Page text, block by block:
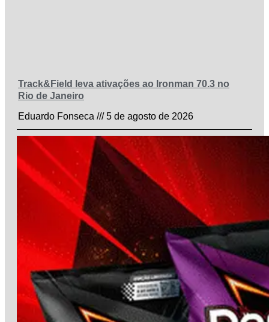
Track&Field leva ativações ao Ironman 70.3 no
Rio de Janeiro
Eduardo Fonseca
5 de agosto de 2026